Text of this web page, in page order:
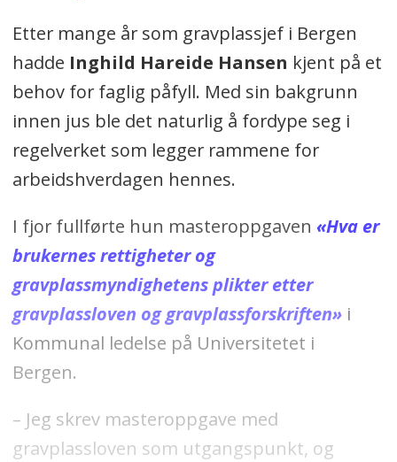
Etter mange år som gravplassjef i Bergen
hadde Inghild Hareide Hansen kjent på et
behov for faglig påfyll. Med sin bakgrunn
innen jus ble det naturlig å fordype seg i
regelverket som legger rammene for
arbeidshverdagen hennes.
I fjor fullførte hun masteroppgaven «Hva er
brukernes rettigheter og
gravplassmyndighetens plikter etter
gravplassloven og gravplassforskriften»i
Kommunal ledelse på Universitetet i
Bergen.
– Jeg skrev masteroppgave med
gravplassloven som utgangspunkt, og